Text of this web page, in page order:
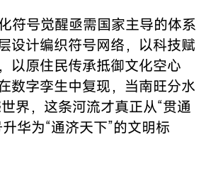
符号觉醒亟需国家主导的体系
计编织符号网络，以科技赋
以原住民传承抵御文化空心
数字孪生中复现，当南旺分水
界，这条河流才真正从“贯通
华为“通济天下”的文明标